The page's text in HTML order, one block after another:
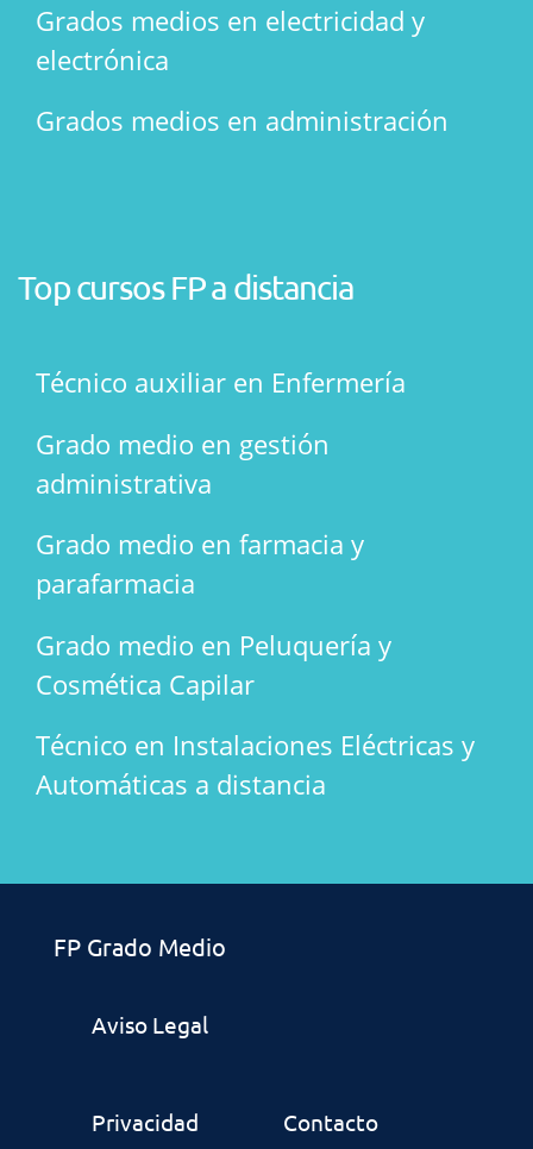
Grados medios en electricidad y
electrónica
Grados medios en administración
Top cursos FP a distancia
Técnico auxiliar en Enfermería
Grado medio en gestión
administrativa
Grado medio en farmacia y
parafarmacia
Grado medio en Peluquería y
Cosmética Capilar
Técnico en Instalaciones Eléctricas y
Automáticas a distancia
FP Grado Medio
Aviso Legal
Privacidad Contacto